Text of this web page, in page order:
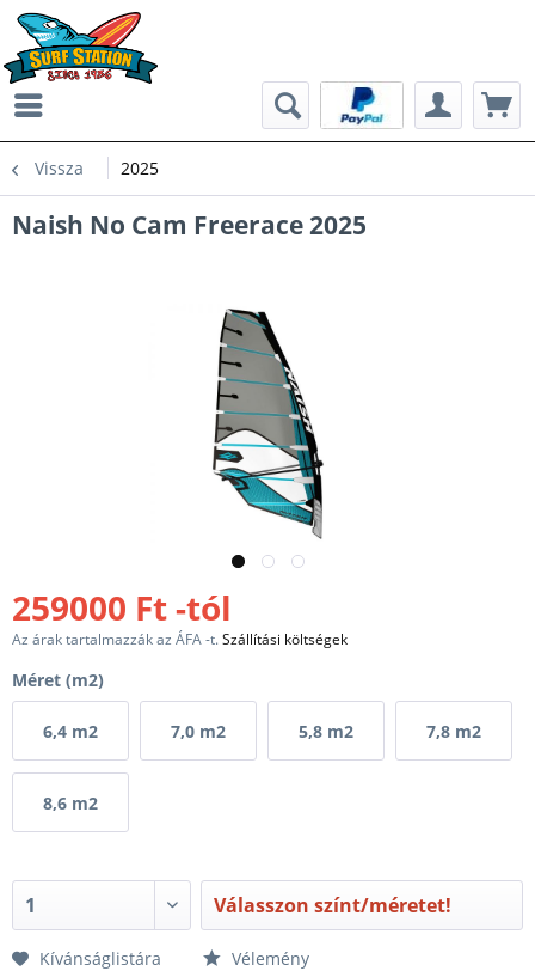
Vissza 2025
Naish No Cam Freerace 2025
259000 Ft -tól
Az árak tartalmazzák az ÁFA -t.Szállítási költségek
Méret (m2)
6,4 m2 7,0 m2 5,8 m2 7,8 m2
8,6 m2
Válasszon színt/méretet!
Kívánságlistára Vélemény